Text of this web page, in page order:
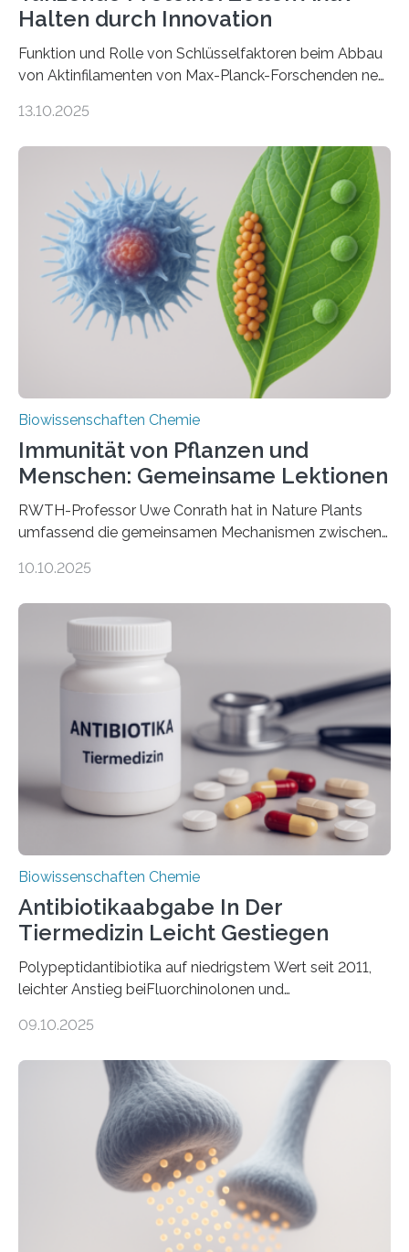
Halten durch Innovation
Funktion und Rolle von Schlüsselfaktoren beim Abbau
von Aktinfilamenten von Max-Planck-Forschenden neu
erwartet man wahrscheinlich nicht, dass sie sich
sind jedoch sehr mobil: Sie verändern ständig ihre Form,
wandern zu einer Wunde, die geschlossen werden
muss, oder jagen Bakterien im Blutkreislauf. Diese
Mobilität wird durch das Zytoskelett gewährleistet –
einem komplexen Netzwerk aus Filamenten, das
fortwährend auf- und wieder abgebaut wird. Wie der
Abbau von…
13.10.2025
Biowissenschaften Chemie
Immunität von Pflanzen und
Menschen: Gemeinsame Lektionen
RWTH-Professor Uwe Conrath hat in Nature Plants
umfassend die gemeinsamen Mechanismen zwischen
antrainierten Immunität des Menschen beleuchtet.
ausgesetzt und haben über die Jahrtausende
durch induzierbare Abwehrmechanismen auszeichnen.
Ihre sogenannte „systemisch erworbene Resistenz“
weist auffällige Ähnlichkeiten mit der antrainierten
Immunität von Säugetieren auf, insbesondere bei der
Abwehrvorbereitung. Diese stattet Organismen mit
einer verbesserten Fähigkeit aus, auf nachfolgende
Infektionen zu reagieren. Professor Uwe Conrath, Leiter…
10.10.2025
Biowissenschaften Chemie
Antibiotikaabgabe In Der
Tiermedizin Leicht Gestiegen
Polypeptidantibiotika auf niedrigstem Wert seit 2011,
leichter Anstieg beiFluorchinolonen und
der in der Tiermedizin abgegebenen Antibiotika ist in
Bundesamt für Verbraucherschutz und
Lebensmittelsicherheit (BVL) wurden insgesamt 562
Tonnen Antibiotika an Tierärzte und weitere Empfänger
abgegeben. Das ist ein Plus von 34 Tonnen (6,4 %)
gegenüber dem Vorjahr. Im Vergleich zu 2011, dem
ersten Jahr der Erfassung, beträgt der Rückgang 67
Prozent. Von den 562 Tonnen…
09.10.2025